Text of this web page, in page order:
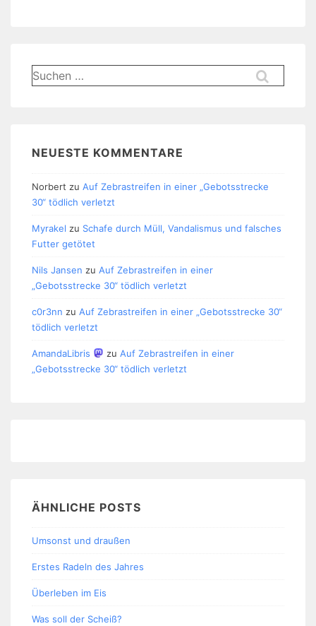
Suchen
nach:
NEUESTE KOMMENTARE
Norbert zu Auf Zebrastreifen in einer „Gebotsstrecke
30“ tödlich verletzt
Myrakel zu Schafe durch Müll, Vandalismus und falsches
Futter getötet
Nils Jansen zu Auf Zebrastreifen in einer
„Gebotsstrecke 30“ tödlich verletzt
c0r3nn zu Auf Zebrastreifen in einer „Gebotsstrecke 30“
tödlich verletzt
AmandaLibris zu Auf Zebrastreifen in einer
„Gebotsstrecke 30“ tödlich verletzt
ÄHNLICHE POSTS
Umsonst und draußen
Erstes Radeln des Jahres
Überleben im Eis
Was soll der Scheiß?